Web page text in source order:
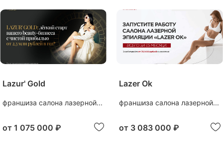
Lazur' Gold
франшиза салона лазерной...
от 1 075 000 ₽
Lazer Ok
франшиза салона лазерной...
от 3 083 000 ₽